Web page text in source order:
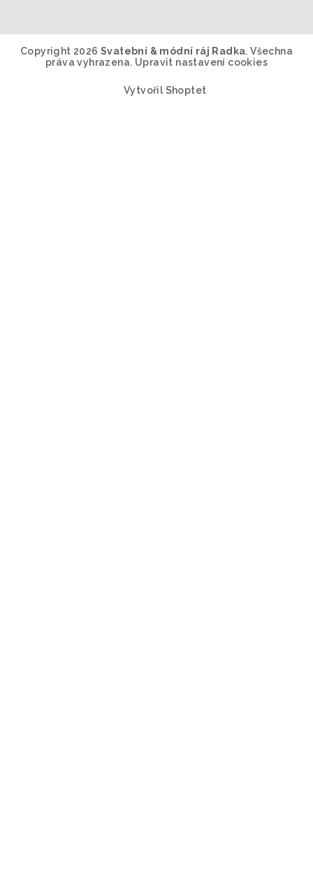
Copyright 2026 Svatební & módní ráj Radka. Všechna
práva vyhrazena. Upravit nastavení cookies
Vytvořil Shoptet